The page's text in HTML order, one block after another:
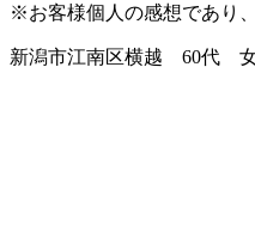
※お客様個人の感想であり
新潟市江南区横越 60代